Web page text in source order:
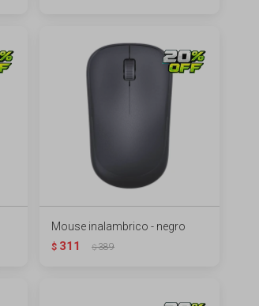
Mouse inalambrico - negro
$ 311 $389